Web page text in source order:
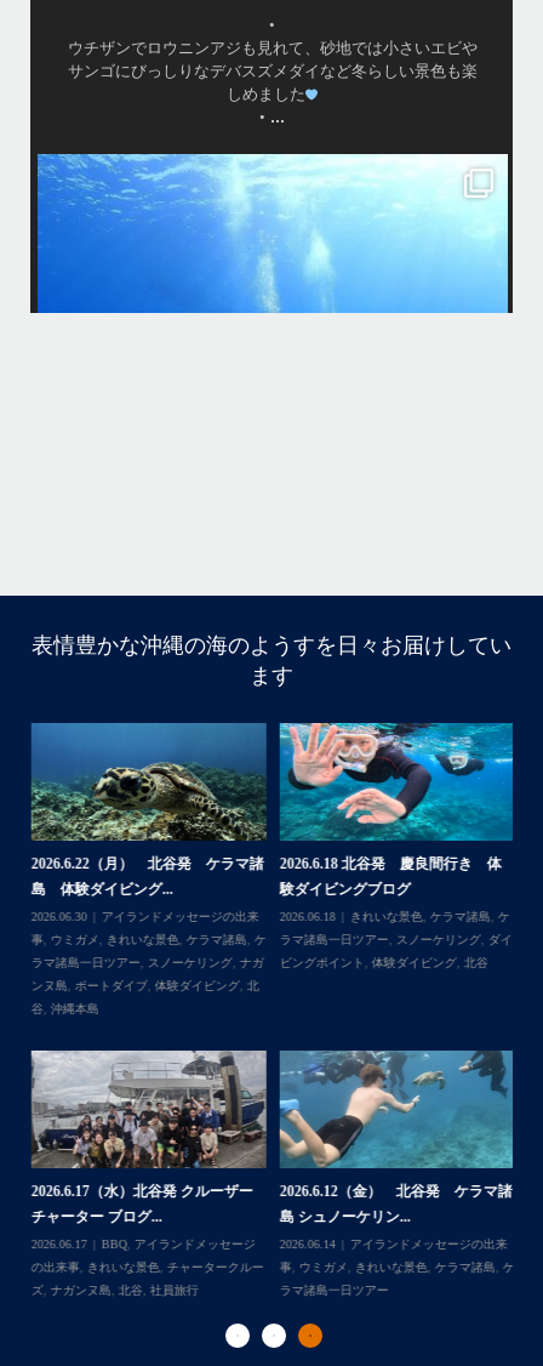
•
ウチザンでロウニンアジも見れて、砂地では小さいエビや
サンゴにびっしりなデバスズメダイなど冬らしい景色も楽
しめました
• ...
island.message
はいさ〜い
今回は家族でご参加頂きました
海になかなか入ってくれなくて苦戦
でも途中からガンガン入ってくれ良かった
大人は全員ダイビング！！！
カメも全員会えてよかった
今回の船はほかの船が行かないところなのでカメが人馴れしてなくてス
グに逃げられる
はいさ〜い
今回は家族でご参加頂きました
でも途中からガンガン入ってくれ良かった
大人は全員ダイビング！！！
カメも全員会えてよかった
今回の船はほかの船が行かないところなのでカメが人馴れ
してなくてスグに逃げられる
ホワイトチップも近くまで寄ってきて怖かった
家族の集合写真はいいね
次回は夏！お待ちしてます
...
表情豊かな沖縄の海のようすを日々お届けしてい
ます
2026.6.22（月） 北谷発 ケラマ諸
島 体験ダイビング...
2026.06.30
アイランドメッセージの出来
事, ウミガメ きれいな景色, ケラマ諸島,
ケ
ラマ諸島一日ツアー, スノーケリング, ナガ
ンヌ島, ボートダイブ, 体験ダイビング, 北
谷, 沖縄本島
2026.6.18 北谷発 慶良間行き 体
験ダイビングブログ
2026.06.18 きれいな景色, ケラマ諸島,
ケ
ラマ諸島一日ツアー, スノーケリング,
ダイ
ビングポイント
体験ダイビング, 北谷
2026.6.17（水）北谷発 クルーザー
チャーター ブログ...
2026.06.17 BBQ, アイランドメッセージ
の出来事, きれいな景色, チャータークルー
ズ, ナガンヌ島, 北谷, 社員旅行
2026.6.12（金） 北谷発 ケラマ諸
島 シュノーケリン...
2026.06.14
アイランドメッセージの出来
事, ウミガメ, きれいな景色, ケラマ諸島, ケ
ラマ諸島一日ツアー